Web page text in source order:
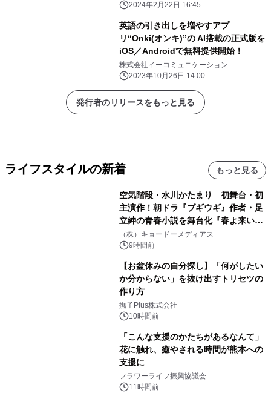
2024年2月22日 16:45
英語の引き出しを増やすアプ
リ“Onki(オンキ)”の AI搭載の正式版を
iOS／Androidで無料提供開始！
株式会社イーコミュニケーション
2023年10月26日 14:00
発行者のリリースをもっと見る
ライフスタイルの新着 もっと見る
空気階段・水川かたまり 初舞台・初
主演作！朝ドラ『ブギウギ』作者・足
立紳の青春小説を舞台化『春よ来い、
マジで来い』キービジュアル解禁！
（株）キョードーメディアス
9時間前
【お盆休みの自分探し】「何がしたい
か分からない」を抜け出すトリセツの
作り方
撫子Plus株式会社
10時間前
「こんな支援のかたちがあるなんて」
花に触れ、癒やされる時間が熊本への
支援に
フラワーライフ振興協議会
11時間前